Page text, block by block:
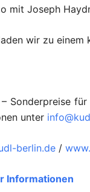
mit Joseph
wir zu einem
Sonderpreise
unter
berlin.de /
Informationen